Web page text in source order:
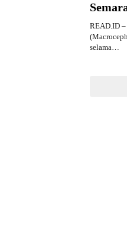
READ.ID
selama…